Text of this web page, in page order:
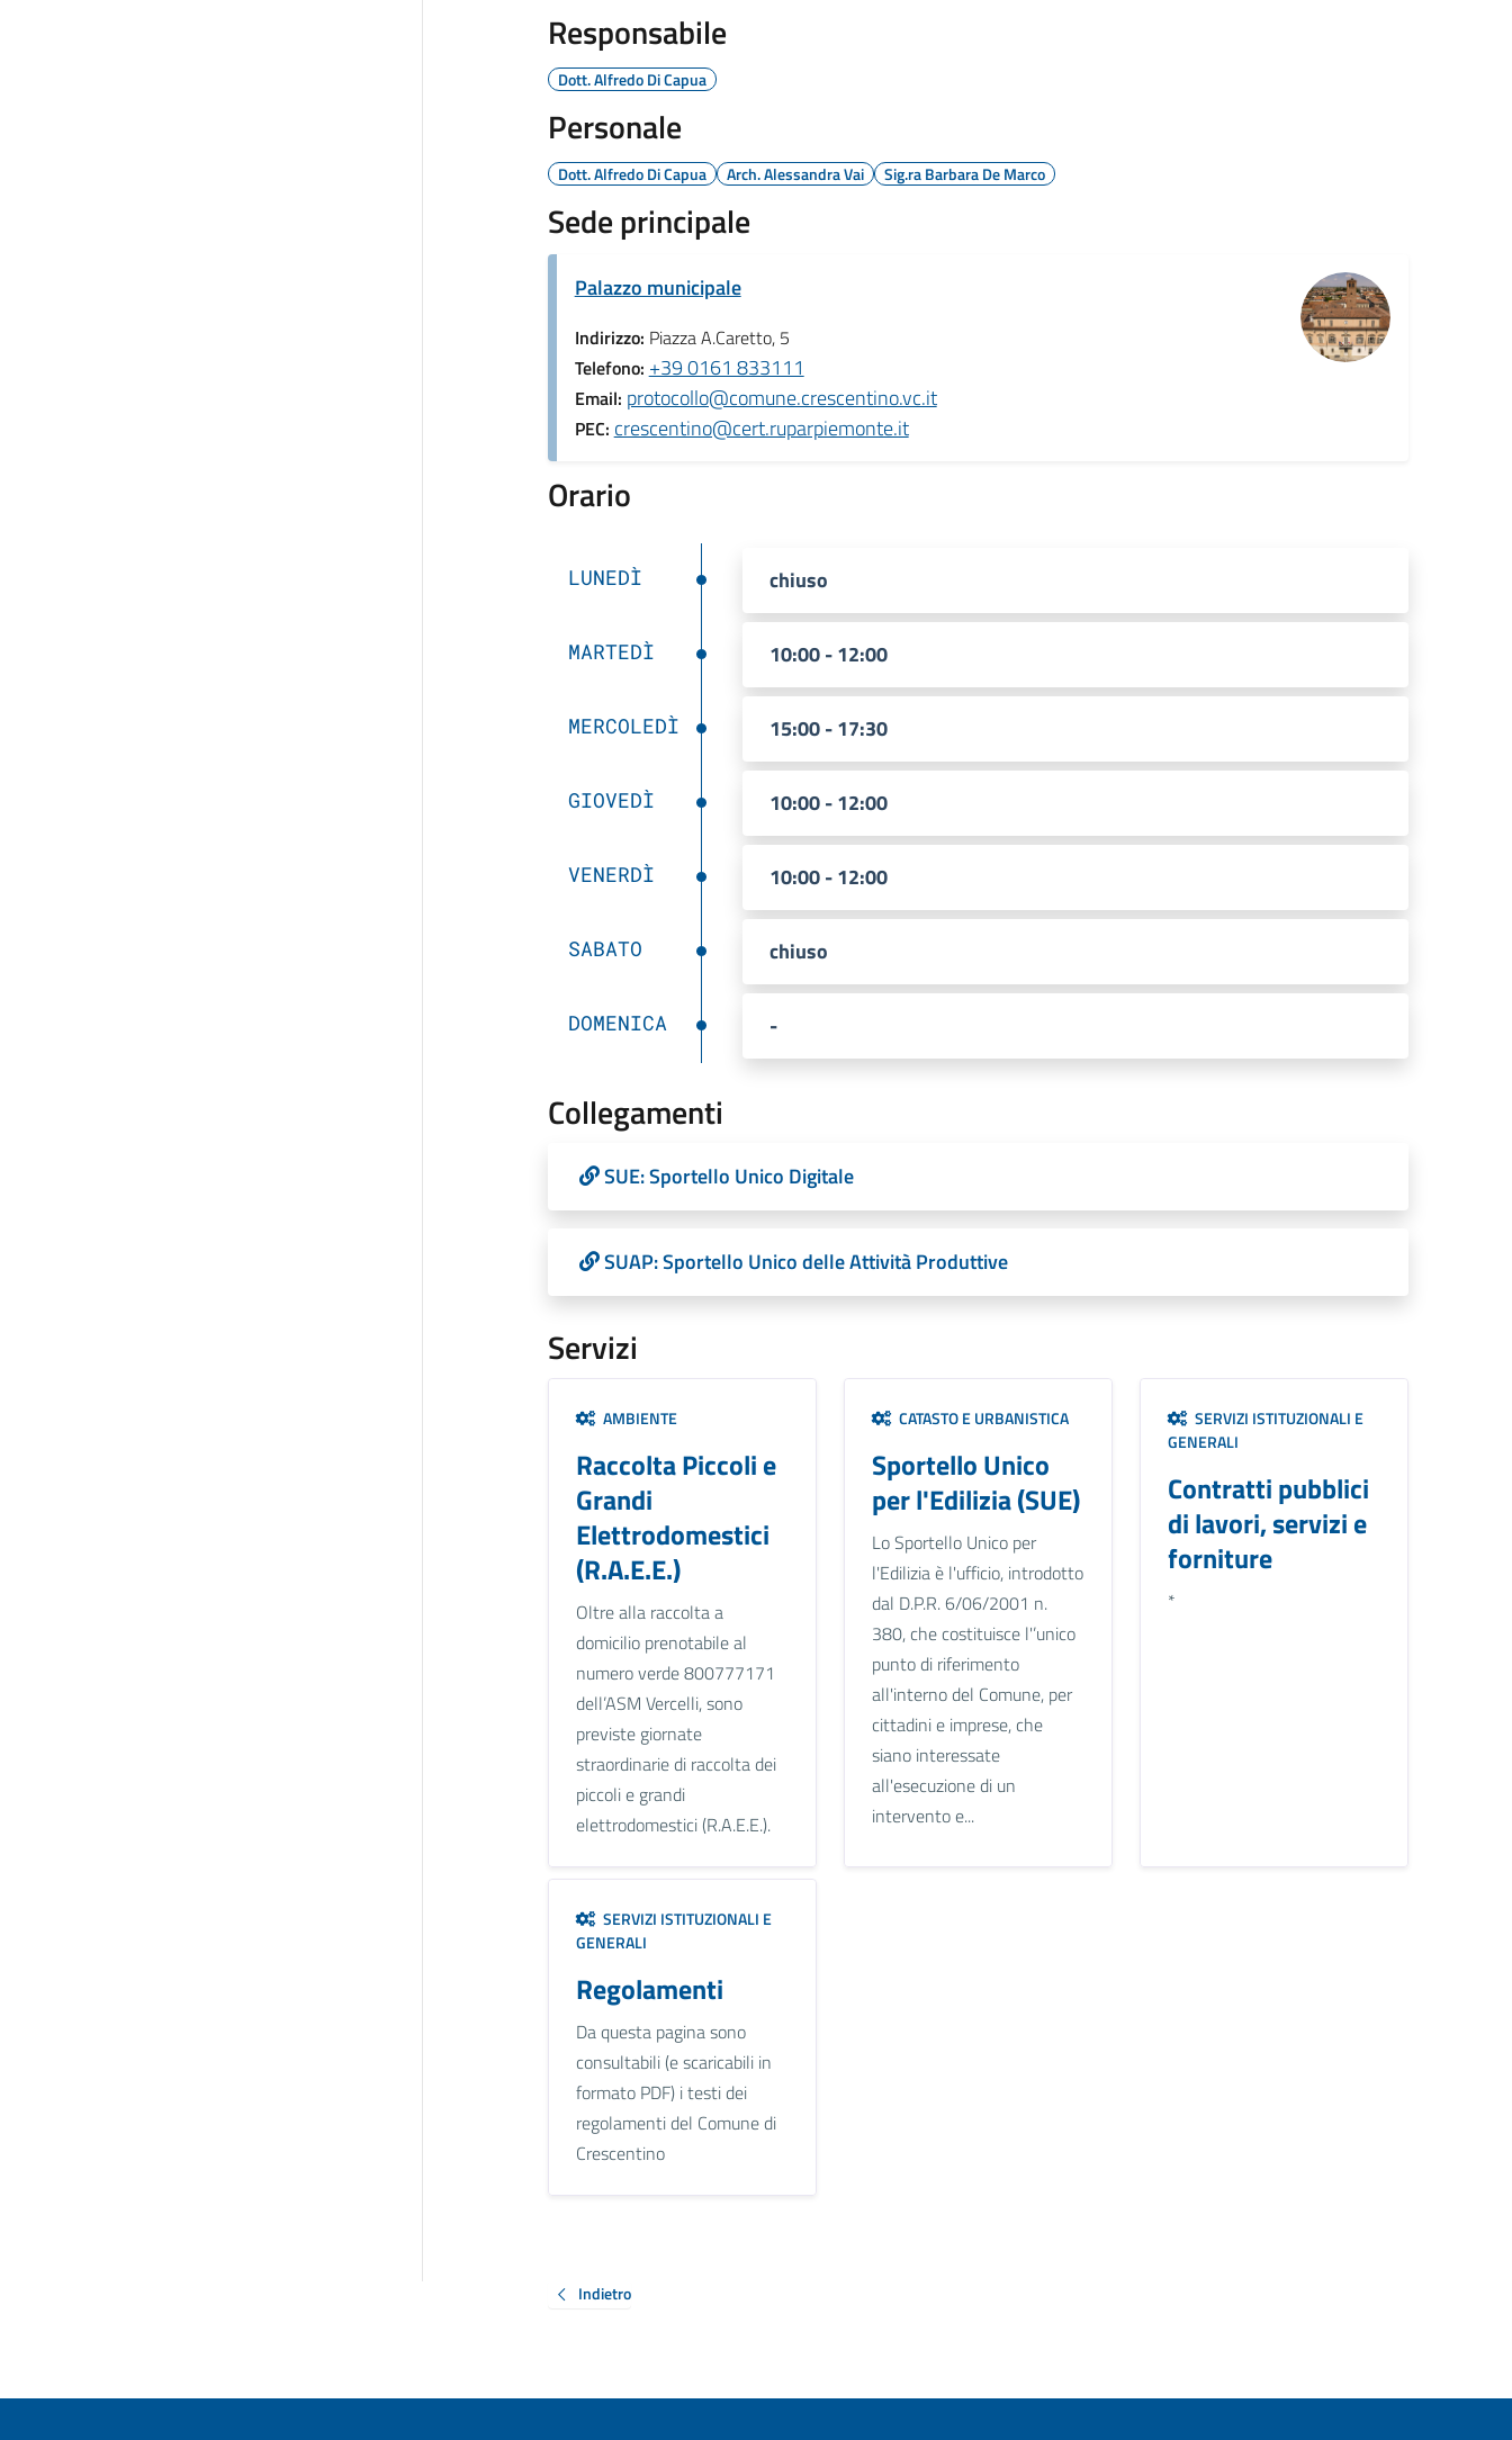
Responsabile
Dott. Alfredo Di Capua
Personale
Dott. Alfredo Di Capua Arch. Alessandra Vai Sig.ra Barbara De Marco
Sede principale
Palazzo municipale
Indirizzo: Piazza A.Caretto, 5
Telefono: +39 0161 833111
Email: protocollo@comune.crescentino.vc.it
PEC: crescentino@cert.ruparpiemonte.it
Orario
LUNEDÌ chiuso
MARTEDÌ 10:00 - 12:00
MERCOLEDÌ 15:00 - 17:30
GIOVEDÌ 10:00 - 12:00
VENERDÌ 10:00 - 12:00
SABATO chiuso
DOMENICA -
Collegamenti
SUE: Sportello Unico Digitale
SUAP: Sportello Unico delle Attività Produttive
Servizi
AMBIENTE
Raccolta Piccoli e
Grandi
Elettrodomestici
(R.A.E.E.)
Oltre alla raccolta a
domicilio prenotabile al
numero verde 800777171
dell’ASM Vercelli, sono
previste giornate
straordinarie di raccolta dei
piccoli e grandi
elettrodomestici (R.A.E.E.).
CATASTO E URBANISTICA
Sportello Unico
per l'Edilizia (SUE)
Lo Sportello Unico per
l'Edilizia è l'ufficio, introdotto
dal D.P.R. 6/06/2001 n.
380, che costituisce l'’unico
punto di riferimento
all'interno del Comune, per
cittadini e imprese, che
siano interessate
all'esecuzione di un
intervento e...
SERVIZI ISTITUZIONALI E
GENERALI
Contratti pubblici
di lavori, servizi e
forniture
*
SERVIZI ISTITUZIONALI E
GENERALI
Regolamenti
Da questa pagina sono
consultabili (e scaricabili in
formato PDF) i testi dei
regolamenti del Comune di
Crescentino
Indietro